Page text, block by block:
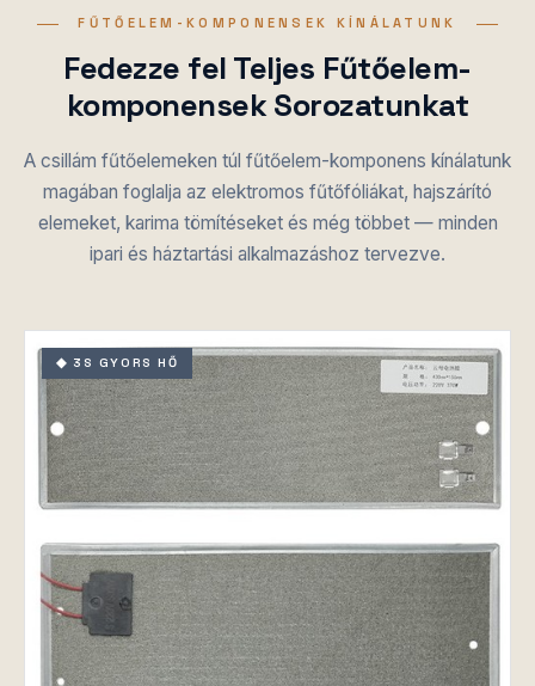
FŰTŐELEM-KOMPONENSEK KÍNÁLATUNK
Fedezze fel Teljes Fűtőelem-
komponensek Sorozatunkat
A csillám fűtőelemeken túl fűtőelem-komponens kínálatunk
magában foglalja az elektromos fűtőfóliákat, hajszárító
elemeket, karima tömítéseket és még többet — minden
ipari és háztartási alkalmazáshoz tervezve.
◆ 3S GYORS HŐ